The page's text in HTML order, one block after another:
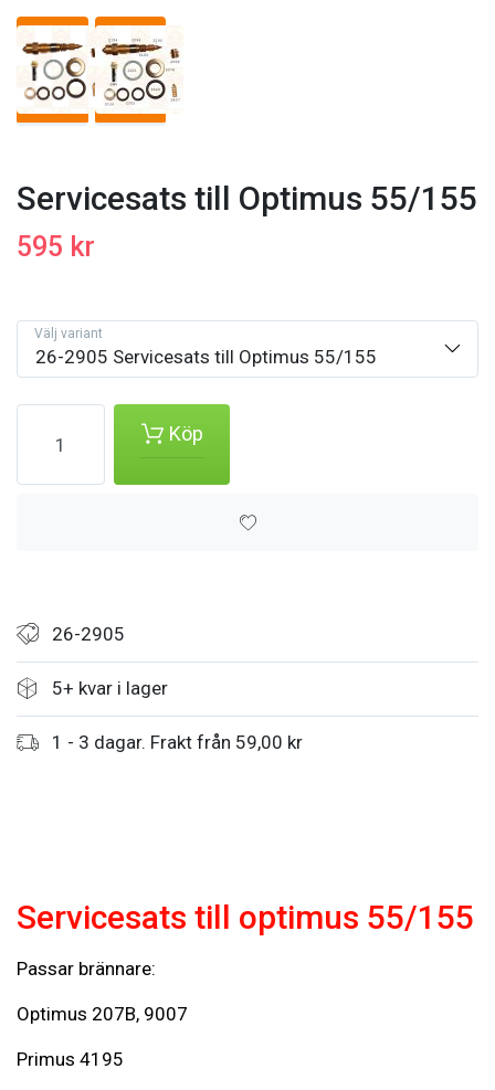
Servicesats till Optimus 55/155
595 kr
26-2905 Servicesats till Optimus 55/155
Välj variant
Köp
26-2905
5+ kvar i lager
1 - 3 dagar. Frakt från 59,00 kr
Servicesats till optimus 55/155
Passar brännare:
Optimus 207B, 9007
Primus 4195